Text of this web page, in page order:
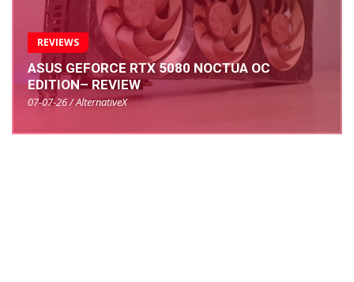
REVIEWS
ASUS GEFORCE RTX 5080 NOCTUA OC
EDITION– REVIEW
07-07-26 / AlternativeX